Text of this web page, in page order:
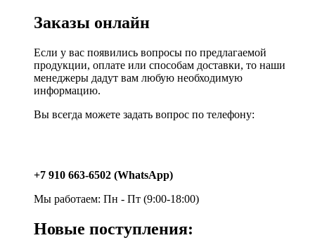
Заказы онлайн
Если у вас появились вопросы по предлагаемой
продукции, оплате или способам доставки, то наши
менеджеры дадут вам любую необходимую
информацию.
Вы всегда можете задать вопрос по телефону:
+7 910 663-6502 (WhatsApp)
Мы работаем: Пн - Пт (9:00-18:00)
Новые поступления: